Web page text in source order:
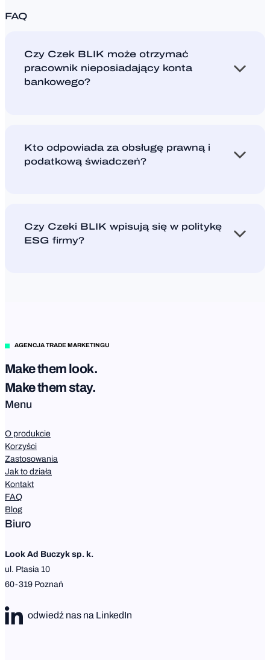
FAQ
Czy Czek BLIK może otrzymać
pracownik nieposiadający konta
bankowego?
+
Kto odpowiada za obsługę prawną i
podatkową świadczeń?
+
angażować dodatkowych zasobów w obsługę
formalności.
Czy Czeki BLIK wpisują się w politykę
ESG firmy?
+
AGENCJA TRADE MARKETINGU
Make them look.
Make them stay.
Menu
O produkcie
Korzyści
Zastosowania
Jak to działa
Kontakt
FAQ
Blog
Biuro
Look Ad Buczyk sp. k.
ul. Ptasia 10
60-319 Poznań
odwiedź nas na LinkedIn